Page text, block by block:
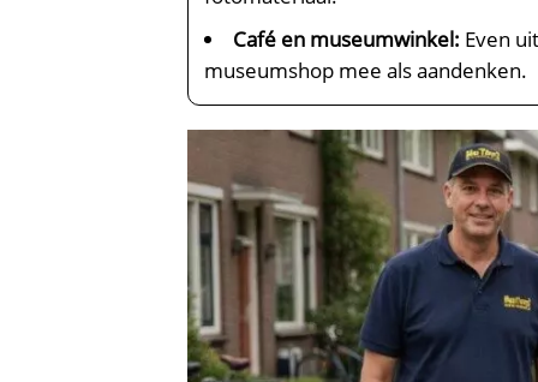
Café en museumwinkel: Even
museumshop mee als aandenken.​